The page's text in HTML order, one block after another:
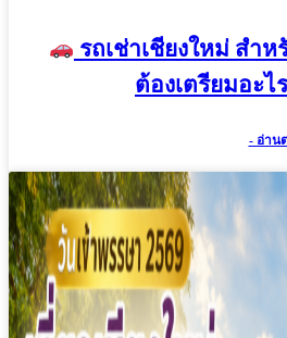
รถเช่าเชียงใหม่ สำ
ต้องเตรียมอะไ
- อ่าน